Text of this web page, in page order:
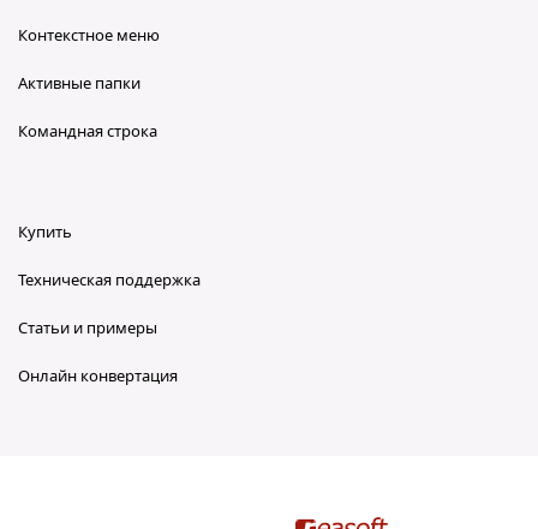
Контекстное меню
Активные папки
Командная строка
Купить
Техническая поддержка
Статьи и примеры
Онлайн конвертация